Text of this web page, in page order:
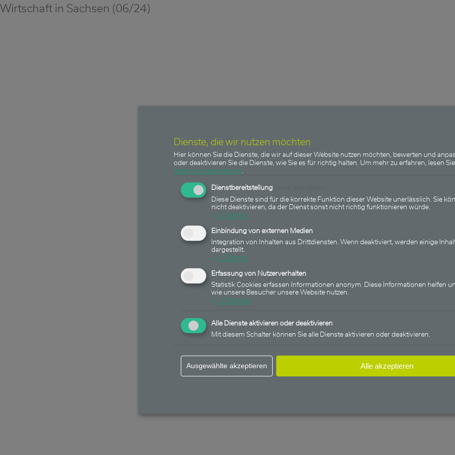
Wirtschaft in Sachsen (06/24)
Dienste, die wir nutzen möchten
Hier können Sie die Dienste, die wir auf dieser Website nutzen möchten, bewerten und
oder deaktivieren Sie die Dienste, wie Sie es für richtig halten. Um mehr zu erfahren, lesen
Datenschutzerklärung.
Dienstbereitstellung
Diese Dienste sind für die korrekte Funktion dieser Website unerlässlich. Sie
nicht deaktivieren, da der Dienst sonst nicht richtig funktionieren würde.
↓ 1 Dienst
Einbindung von externen Medien
Integration von Inhalten aus Drittdiensten. Wenn deaktiviert, werden einige
dargestellt.
↓ 1 Dienst
Erfassung von Nutzerverhalten
Statistik Cookies erfassen Informationen anonym. Diese Informationen helfen
wie unsere Besucher unsere Website nutzen.
↓ 2 Dienste
Alle Dienste aktivieren oder deaktivieren
Mit diesem Schalter können Sie alle Dienste aktivieren oder deaktivieren.
Ausgewählte akzeptieren Alle akzeptieren